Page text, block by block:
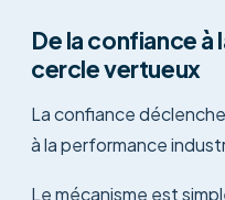
De la confiance
cercle vertueux
La confiance
à la performance
Le mécanisme est